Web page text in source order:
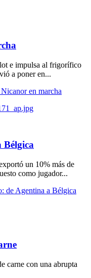
e impulsa al frigorífico
a poner en...
en marcha
Bélgica
un 10% más de
como jugador...
de Agentina a Bélgica
carne con una abrupta